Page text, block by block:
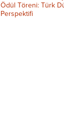
Ödül Töreni: Türk
Perspektifi